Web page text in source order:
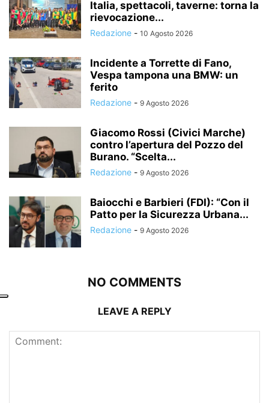
Italia, spettacoli, taverne: torna la
rievocazione...
Redazione - 10 Agosto 2026
Incidente a Torrette di Fano,
Vespa tampona una BMW: un
ferito
Redazione - 9 Agosto 2026
Giacomo Rossi (Civici Marche)
contro l’apertura del Pozzo del
Burano. “Scelta...
Redazione - 9 Agosto 2026
Baiocchi e Barbieri (FDI): “Con il
Patto per la Sicurezza Urbana...
Redazione - 9 Agosto 2026
NO COMMENTS
LEAVE A REPLY